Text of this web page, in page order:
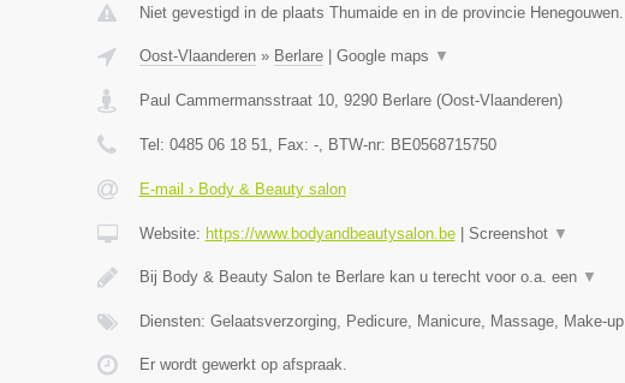
Niet gevestigd in de plaats Thumaide en in de provincie Henegouwen.
Oost-Vlaanderen» Berlare| Google maps ▼
Paul Cammermansstraat 10, 9290 Berlare(Oost-Vlaanderen)
Tel: 0485 06 18 51, Fax: -, BTW-nr: BE0568715750
E-mail › Body & Beauty salon
Website: https://www.bodyandbeautysalon.be| Screenshot ▼
Bij Body & Beauty Salon te Berlare kan u terecht voor o.a. een ▼
Diensten: Gelaatsverzorging, Pedicure, Manicure, Massage, Make-up
Er wordt gewerkt op afspraak.